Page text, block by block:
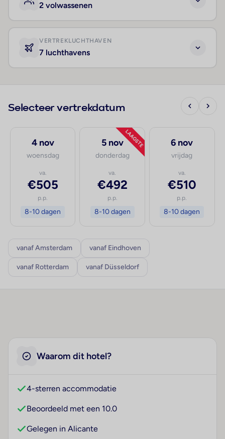
2 volwassenen
VERTREKLUCHTHAVEN
7 luchthavens
Selecteer vertrekdatum
4 nov
woensdag
va.
€505
p.p.
8-10 dagen
LAAGSTE
5 nov
donderdag
va.
€492
p.p.
8-10 dagen
6 nov
vrijdag
va.
€510
p.p.
8-10 dagen
vanaf Amsterdam vanaf Eindhoven
vanaf Rotterdam vanaf Düsseldorf
Waarom dit hotel?
4-sterren accommodatie
Beoordeeld met een 10.0
Gelegen in Alicante